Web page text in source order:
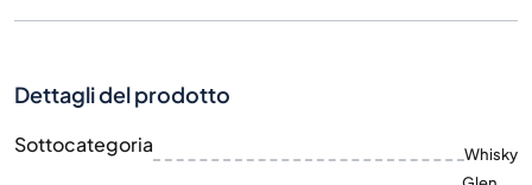
Dettagli del prodotto
Sottocategoria Whisky